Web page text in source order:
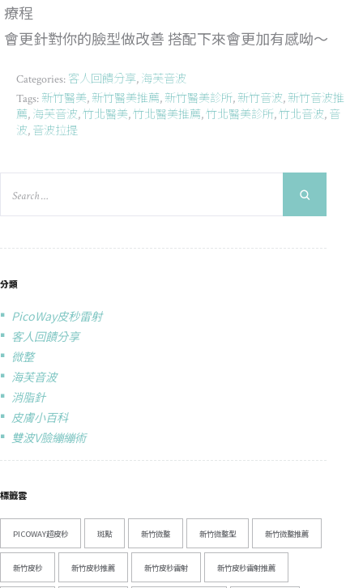
療程
會更針對你的臉型做改善 搭配下來會更加有感呦～
Categories: 客人回饋分享, 海芙音波
Tags: 新竹醫美, 新竹醫美推薦, 新竹醫美診所, 新竹音波, 新竹音波推
薦, 海芙音波,竹北醫美,竹北醫美推薦,竹北醫美診所,竹北音波, 音
波, 音波拉提
分類
PicoWay皮秒雷射
客人回饋分享
微整
海芙音波
消脂針
皮膚小百科
雙波V臉繃繃術
標籤雲
PICOWAY超皮秒 斑點 新竹微整 新竹微整型 新竹微整推薦
新竹皮秒 新竹皮秒推薦 新竹皮秒雷射 新竹皮秒雷射推薦